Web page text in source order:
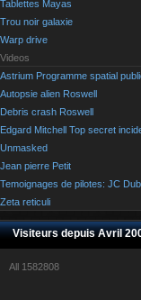
Tablettes Mayas
Trou noir galaxie
Warp drive
Videos
Astrium Programme spatial
Autopsie alien Roswell
Debris crash Roswell
Edgard Mitchell Top secret
Unmasked
Jean pierre Petit
Temoignages de pilotes: JC
Zeta reticuli
Visiteurs depuis Avril
All 1582808